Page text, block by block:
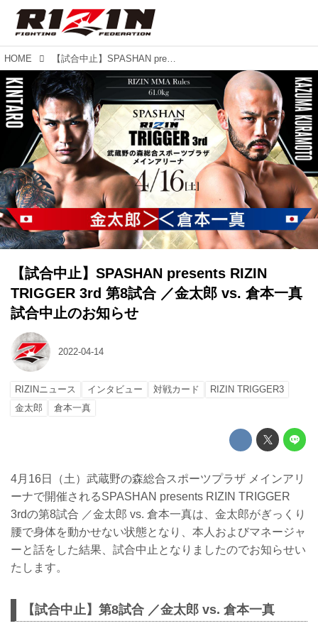
HOME 【試合中止】SPASHAN presents RIZIN TRIGGER 3rd 第8試合 ／金太郎 vs. 倉本一真 試合中止のお知らせ
【試合中止】SPASHAN presents RIZIN
TRIGGER 3rd 第8試合 ／金太郎 vs. 倉本一真
試合中止のお知らせ
2022-04-14
RIZINニュース インタビュー 対戦カード
RIZIN TRIGGER3
金太郎
倉本一真
4月16日（土）武蔵野の森総合スポーツプラザ メインアリ
ーナで開催されるSPASHAN presents RIZIN TRIGGER
3rdの第8試合 ／金太郎 vs. 倉本一真は、金太郎がぎっくり
腰で身体を動かせない状態となり、本人およびマネージャ
ーと話をした結果、試合中止となりましたのでお知らせい
たします。
【試合中止】第8試合 ／金太郎 vs. 倉本一真